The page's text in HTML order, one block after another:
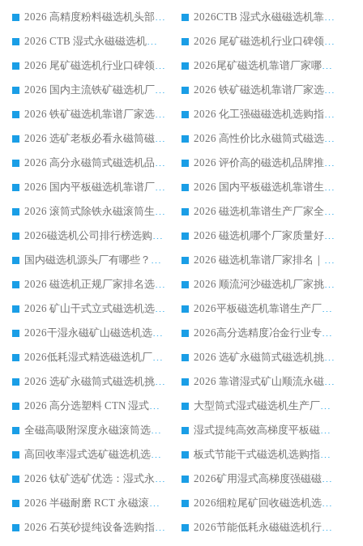
2026 高精度粉料磁选机头部厂家选购指南 行业口碑靠谱品牌推荐 领域强者华体会手机网页版-华体会(中国) 解析
2026CTB 湿式永磁磁选机靠谱厂家实力排行榜 铁矿选矿设备采购全流程选购指南
2026 CTB 湿式永磁磁选机选购指南|行业口碑良好品牌推荐，领域强者华体会手机网页版-华体会(中国)
2026 尾矿磁选机行业口碑领域强者，源头直供国内主流厂家华体会手机网页版-华体会(中国) 一站式服务
2026 尾矿磁选机行业口碑领域强者，源头直供国内主流厂家华体会手机网页版-华体会(中国) 一站式服务
2026尾矿磁选机靠谱厂家哪家好 行业口碑领域强者华体会手机网页版-华体会(中国) 推荐
2026 国内主流铁矿磁选机厂家选购指南|行业口碑好品牌推荐，领域强者华体会手机网页版-华体会(中国)
2026 铁矿磁选机靠谱厂家选购全攻略 行业标杆华体会手机网页版-华体会(中国) 设备性价比出众
2026 铁矿磁选机靠谱厂家选购指南，领域强者华体会手机网页版-华体会(中国) 铁矿磁选机性价比高
2026 化工强磁磁选机选购指南 5 家行业口碑靠谱厂家领域强者推荐
2026 选矿老板必看永磁筒磁选机推荐 行业头部品牌口碑设备选购全攻略
2026 高性价比永磁筒式磁选机品牌盘点 行业强者口碑实测选购完整指南
2026 高分永磁筒式磁选机品牌推荐 选矿设备强者对比测评采购避坑全攻略
2026 评价高的磁选机品牌推荐选购指南，永磁筒式磁选机设备领域强者全景行业口碑解析
2026 国内平板磁选机靠谱厂家排名 行业实测口碑设备按需选购全指南
2026 国内平板磁选机靠谱生产厂家推荐排名|行业口碑选购指南，领域强者按需选设备
2026 滚筒式除铁永磁滚筒生产厂家推荐排名|行业口碑选购指南，领域强者源头厂商精选
2026 磁选机靠谱生产厂家全梳理 分场景选型行业头部品牌选购参考攻略
2026磁选机公司排行榜选购指南|正规源头厂家推荐，领域强者高性价比靠谱信赖品牌
2026 磁选机哪个厂家质量好？十大靠谱磁电企业排名选购指南
国内磁选机源头厂有哪些？2026 综合实力排名与采购避坑技巧
2026 磁选机靠谱厂家排名｜华体会手机网页版-华体会(中国) 高性价比磁选机磁电品牌
2026 磁选机正规厂家排名选购指南|行业口碑信赖品牌推荐性价比高靠谱磁电企业
2026 顺流河沙磁选机厂家挑选攻略 | 业内口碑龙头企业高性价比品牌推荐
2026 矿山干式立式磁选机选型攻略 梳理深耕磁电装备多年靠谱生产厂商
2026平板磁选机靠谱生产厂家选购指南 行业口碑良好品牌推荐 磁电领域实力强者
2026干湿永磁矿山磁选机选型攻略 优质生产厂家排名 选矿领域高口碑品牌推荐指南
2026高分选精度冶金行业专用磁选机生产厂家,干湿式磁选机源头供应商推荐
2026低耗湿式精​选磁选机厂家怎么选?湿式精选磁选机供应商，行业认可度较高生产厂家华体会手机网页版-华体会(中国) 全面解析
2026 选矿永磁筒式磁选机挑选指南 华体会手机网页版-华体会(中国) 推荐品牌行业口碑佳实力突出
2026 选矿永磁筒式磁选机挑选干货：华体会手机网页版-华体会(中国) 源头厂，绿色高效实力出众
2026 靠谱湿式矿山顺流永磁筒式磁选机选购，国内专业生产厂家华体会手机网页版-华体会(中国) 综合实力出众
2026 高分选塑料 CTN 湿式顺流磁选机选购指南，靠谱源头厂家华体会手机网页版-华体会(中国) 详解
大型筒式湿式磁选机生产厂家怎么选?华体会手机网页版-华体会(中国) 设备口碑广受行业认可
全磁高吸附深度永磁滚筒选购指南 业内口碑稳定磁电设备生产厂家详细推荐
湿式提纯高效高梯度平板磁选机靠谱设备源头厂商华体会手机网页版-华体会(中国) 综合测评
高回收率湿式选矿磁选机选购指南 业内口碑磁电设备生产厂家实力解析
板式节能干式磁选机选购指南，源头生产厂家华体会手机网页版-华体会(中国) 综合实力可观
2026 钛矿选矿优选：湿式永磁筒式磁选机源头厂家华体会手机网页版-华体会(中国) 综合解析
2026矿用湿式高梯度强磁磁选机选购指南，临朐靠谱磁电生产厂家华体会手机网页版-华体会(中国) 详解
2026 半磁耐磨 RCT 永磁滚筒选购指南，临朐源头生产厂家华体会手机网页版-华体会(中国) 实测分享
2026细粒尾矿回收磁选机选购指南 产业集群优质生产厂家华体会手机网页版-华体会(中国) 解析
2026 石英砂提纯设备选购指南：华体会手机网页版-华体会(中国) 提纯磁选机厂家综合解读
2026节能低耗永磁磁选机行业优选标杆 临朐华体会手机网页版-华体会(中国) 专业生产厂家